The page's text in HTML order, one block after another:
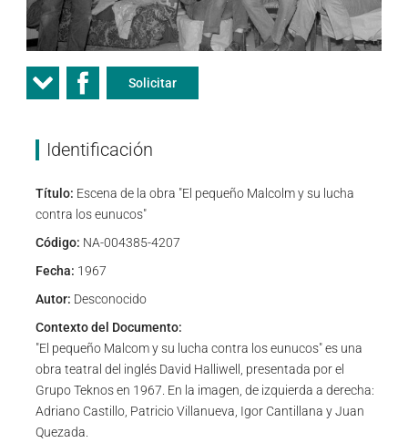
Solicitar
Identificación
Título: Escena de la obra "El pequeño Malcolm y su lucha
contra los eunucos"
Código: NA-004385-4207
Fecha: 1967
Autor: Desconocido
Contexto del Documento:
"El pequeño Malcom y su lucha contra los eunucos" es una
obra teatral del inglés David Halliwell, presentada por el
Grupo Teknos en 1967. En la imagen, de izquierda a derecha:
Adriano Castillo, Patricio Villanueva, Igor Cantillana y Juan
Quezada.